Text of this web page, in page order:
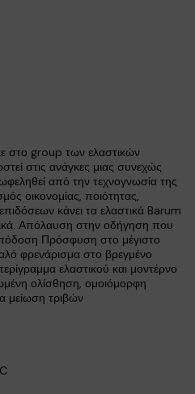
στο group των ελαστικών
στις ανάγκες μιας συνεχώς
από την τεχνογνωσία της
οικονομίας, ποιότητας,
κάνει τα ελαστικά Barum
Απόλαυση στην οδήγηση που
Πρόσφυση στο μέγιστο
φρενάρισμα στο βρεγμένο
ελαστικού και μοντέρνο
ολίσθηση, ομοιόμορφη
μείωση τριβών
C